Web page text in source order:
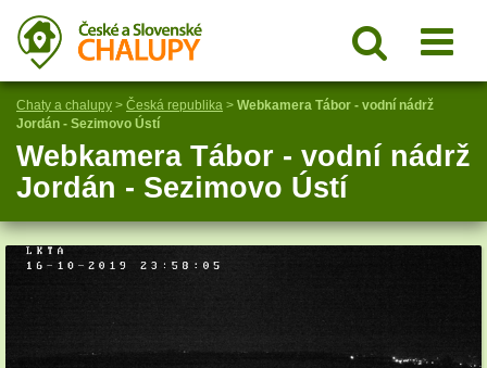
Chaty a chalupy > Česká republika > Webkamera Tábor - vodní nádrž
Jordán - Sezimovo Ústí
Webkamera Tábor - vodní nádrž
Jordán - Sezimovo Ústí